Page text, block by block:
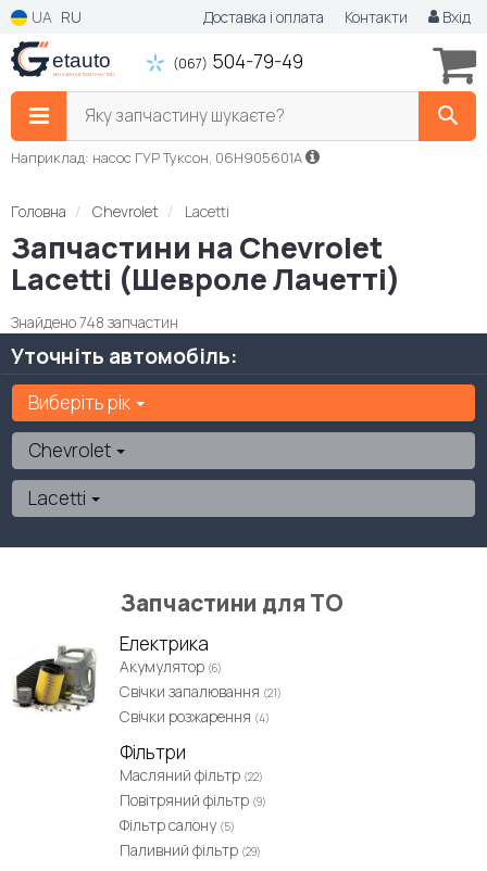
UA RU Доставка і оплата Контакти Вхід
(067) 504-79-49
Яку запчастину шукаєте?
Наприклад: насос ГУР Туксон, 06H905601A
Головна Chevrolet Lacetti
Запчастини на Chevrolet
Lacetti (Шевроле Лачетті)
Знайдено 748 запчастин
Уточніть автомобіль:
Виберіть рік
Chevrolet
Lacetti
Запчастини для ТО
Електрика
Акумулятор (6)
Свічки запалювання (21)
Свічки розжарення (4)
Фільтри
Масляний фільтр (22)
Повітряний фільтр (9)
Фільтр салону (5)
Паливний фільтр (29)